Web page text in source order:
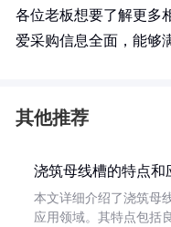
各位老板想要了解更多
爱采购信息全面，能够
其他推荐
浇筑母线槽的特点和
本文详细介绍了浇筑母
应用领域。其特点包括